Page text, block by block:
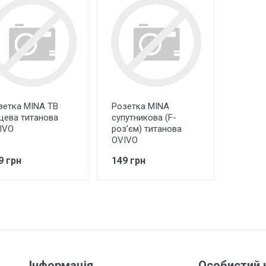
MINA TВ
титанова
грн
Розетка MINA
супутникова (F-
роз’єм) титанова
OVIVO
149 грн